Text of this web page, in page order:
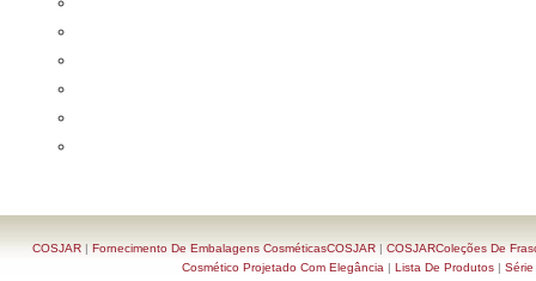
COSJAR| Fornecimento De Embalagens CosméticasCOSJAR| COSJARColeções De
Cosmético Projetado Com Elegância | Lista De Produtos | Série